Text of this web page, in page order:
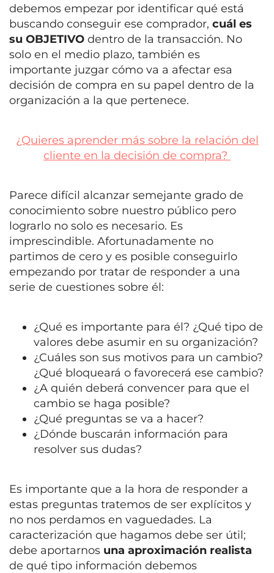
debemos empezar por identificar qué está
buscando conseguir ese comprador, cuál es
su OBJETIVO dentro de la transacción. No
solo en el medio plazo, también es
importante juzgar cómo va a afectar esa
decisión de compra en su papel dentro de la
organización a la que pertenece.
¿Quieres aprender más sobre la relación del
cliente en la decisión de compra?
Parece difícil alcanzar semejante grado de
conocimiento sobre nuestro público pero
lograrlo no solo es necesario. Es
imprescindible. Afortunadamente no
partimos de cero y es posible conseguirlo
empezando por tratar de responder a una
serie de cuestiones sobre él:
¿Qué es importante para él? ¿Qué tipo de
valores debe asumir en su organización?
¿Cuáles son sus motivos para un cambio?
¿Qué bloqueará o favorecerá ese cambio?
¿A quién deberá convencer para que el
cambio se haga posible?
¿Qué preguntas se va a hacer?
¿Dónde buscarán información para
resolver sus dudas?
Es importante que a la hora de responder a
estas preguntas tratemos de ser explícitos y
no nos perdamos en vaguedades. La
caracterización que hagamos debe ser útil;
debe aportarnos una aproximación realista
de qué tipo información debemos